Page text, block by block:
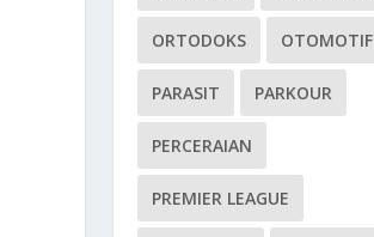
ORTODOKS OTOMOTIF
PARASIT PARKOUR
PERCERAIAN
PREMIER LEAGUE